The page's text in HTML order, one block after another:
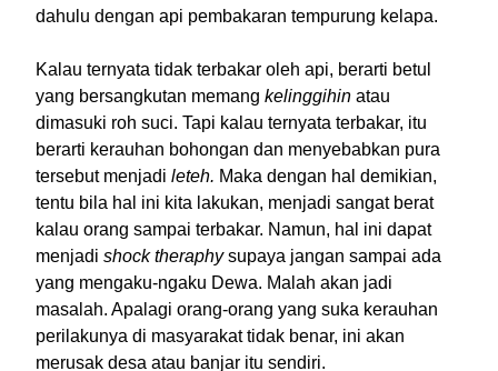
dahulu dengan api pembakaran tempurung kelapa.
Kalau ternyata tidak terbakar oleh api, berarti betul
yang bersangkutan memang kelinggihin atau
dimasuki roh suci. Tapi kalau ternyata terbakar, itu
berarti kerauhan bohongan dan menyebabkan pura
tersebut menjadi leteh. Maka dengan hal demikian,
tentu bila hal ini kita lakukan, menjadi sangat berat
kalau orang sampai terbakar. Namun, hal ini dapat
menjadi shock theraphysupaya jangan sampai ada
yang mengaku-ngaku Dewa. Malah akan jadi
masalah. Apalagi orang-orang yang suka kerauhan
perilakunya di masyarakat tidak benar, ini akan
merusak desa atau banjar itu sendiri.